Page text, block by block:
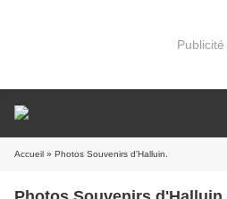
Publicité
Accueil » Photos Souvenirs d'Halluin.